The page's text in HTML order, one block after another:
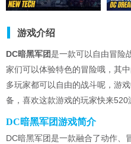
游戏介绍
DC暗黑军团是一款可以自由冒险
家们可以体验特色的冒险哦，其
多玩家都可以自由的战斗呢，游
备，喜欢这款游戏的玩家快来520
DC暗黑军团游戏简介
DC暗黑军团是一款融合了动作、